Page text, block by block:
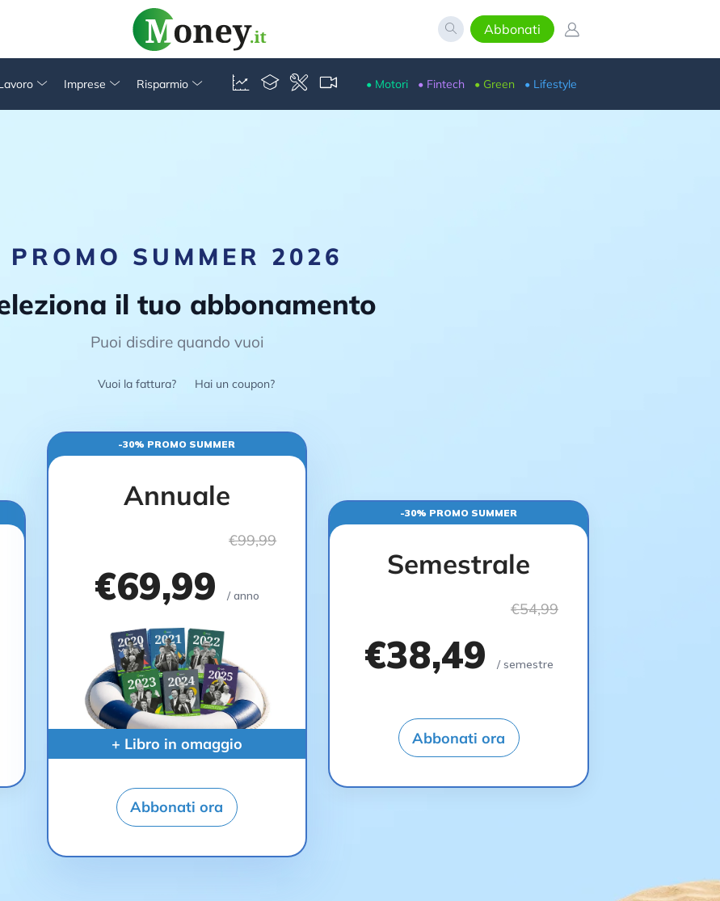
Abbonati
Imprese Risparmio • Motori • Fintech • Green • Lifestyle
PROMO SUMMER 2026
il tuo abbonamento
Puoi disdire quando vuoi
Vuoi la fattura? Hai un coupon?
-30% PROMO SUMMER
Annuale
€99,99
€69,99 / anno
+ Libro in omaggio
Abbonati ora
-30% PROMO SUMMER
Semestrale
€54,99
€38,49 / semestre
Abbonati ora